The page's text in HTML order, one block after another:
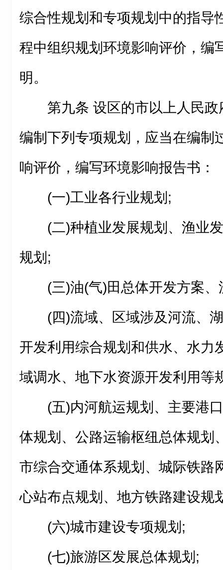
综合性规划和专项规划中的指导
程中组织规划环境影响评价，编
明。
第九条 设区的市以上人民
编制下列专项规划，应当在编制
响评价，编写环境影响报告书：
(一)工业各行业规划;
(二)种植业发展规划、渔业
规划;
(三)油(气)田总体开发方案
(四)流域、区域涉及河流、
开发利用综合规划和供水、水力
域调水、地下水资源开发利用等
(五)内河航运规划、主要港
体规划、公路运输枢纽总体规划
市综合交通体系规划、城际铁路
心站布点规划、地方铁路建设规
(六)城市建设专项规划;
(七)旅游区发展总体规划;